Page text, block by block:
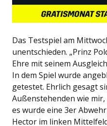
Das Testspiel am
unentschieden. „Prinz
Ehre mit seinem
In dem Spiel wurde
getestet. Ehrlich gesagt
Außenstehenden wie
es wurde eine 3er
Hector im linken